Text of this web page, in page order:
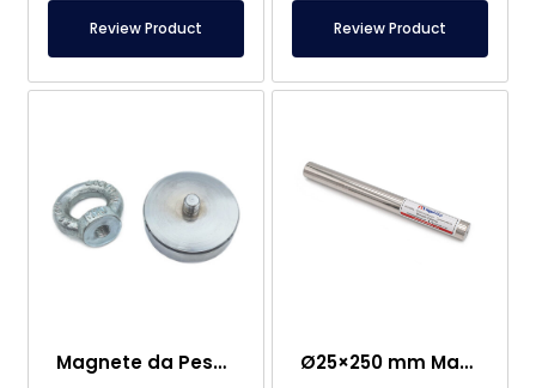
Review Product Review Product
Magnete da Pesca – Potente Magnete di Salvataggio Marino Ø25×250 mm Magnete a Barra in Neodimio – Connessione Femmina M8 su un Lato